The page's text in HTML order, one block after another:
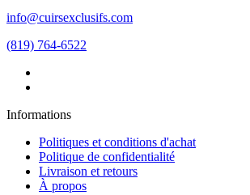
info@cuirsexclusifs.com
(819) 764-6522
Informations
Politiques et conditions d'achat
Politique de confidentialité
Livraison et retours
À propos